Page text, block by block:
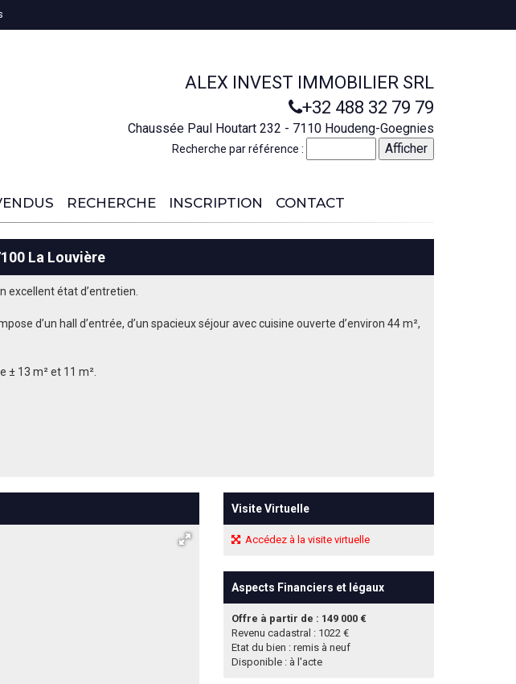
ALEX INVEST IMMOBILIER SRL
+32 488 32 79 79
Chaussée Paul Houtart 232 - 7110 Houdeng-Goegnies
Recherche par référence :
RECHERCHE INSCRIPTION CONTACT
La Louvière
excellent état d’entretien.
d’un hall d’entrée, d’un spacieux séjour avec cuisine ouverte d’environ 44 m²,
± 13 m² et 11 m².
Visite Virtuelle
Accédez à la visite virtuelle
Aspects Financiers et légaux
Offre à partir de : 149 000 €
Revenu cadastral : 1022 €
Etat du bien : remis à neuf
Disponible : à l'acte